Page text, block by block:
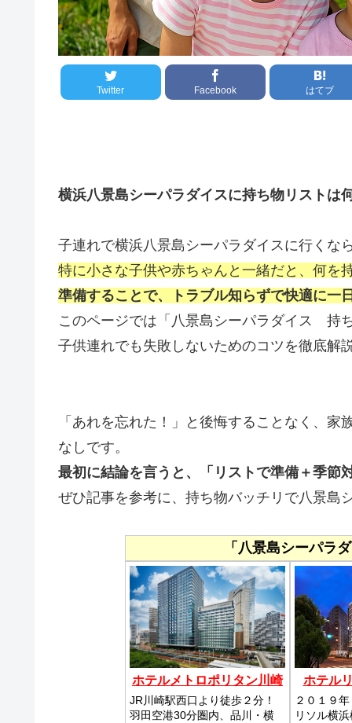
Twitter Facebook はてブ
横浜八景島シーパラダイスに持ち物リストは
子連れで横浜八景島シーパラダイスに行くな
特に小さな子供や赤ちゃんと一緒だと、何を
準備することで、トラブル知らずで快適に一
このページでは「八景島シーパラダイス 持
子供連れでも失敗しないためのコツを徹底解
「あれを忘れた！」と後悔することなく、
なしです。
最初に結論を言うと、「リストで準備＋季節
ぜひ記事を参考に、持ち物バッチリで八景島
「八景島シーパラ
ホテルメトロポリタン川崎
JR川崎駅西口より徒歩２分！
羽田空港30分圏内、品川・横
ホテル
２０１９
リソル横